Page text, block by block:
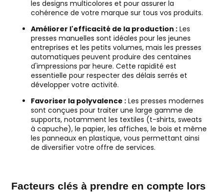
les designs multicolores et pour assurer la
cohérence de votre marque sur tous vos produits.
Améliorer l'efficacité de la production :Les
presses manuelles sont idéales pour les jeunes
entreprises et les petits volumes, mais les presses
automatiques peuvent produire des centaines
d'impressions par heure. Cette rapidité est
essentielle pour respecter des délais serrés et
développer votre activité.
Favoriser la polyvalence :Les presses modernes
sont conçues pour traiter une large gamme de
supports, notamment les textiles (t-shirts, sweats
à capuche), le papier, les affiches, le bois et même
les panneaux en plastique, vous permettant ainsi
de diversifier votre offre de services.
Facteurs clés à prendre en compte lors